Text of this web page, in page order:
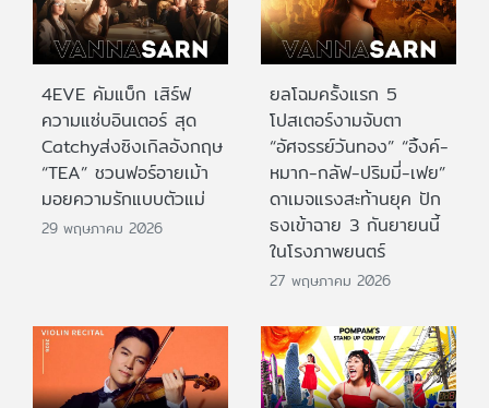
4EVE คัมแบ็ก เสิร์ฟ
ความแซ่บอินเตอร์ สุด
Catchyส่งซิงเกิลอังกฤษ
“TEA” ชวนฟอร์อายเม้า
มอยความรักแบบตัวแม่
29 พฤษภาคม 2026
ยลโฉมครั้งแรก 5
โปสเตอร์งามจับตา
“อัศจรรย์วันทอง” “อิ้งค์-
หมาก-กลัฟ-ปริมมี่-เฟย”
ดาเมจแรงสะท้านยุค ปัก
ธงเข้าฉาย 3 กันยายนนี้
ในโรงภาพยนตร์
27 พฤษภาคม 2026